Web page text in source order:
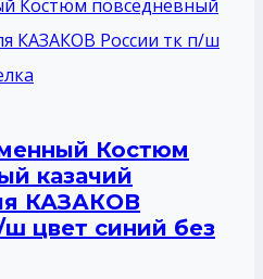
имеет
несколько
можно
выбрать
на
Костюм
казачий
КАЗАКОВ
цвет синий без